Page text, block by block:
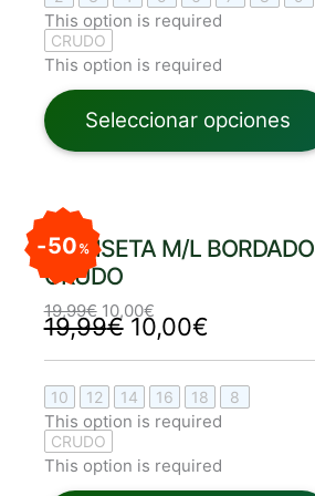
This option is required
CRUDO
This option is required
Seleccionar opciones
50%
CAMISETA M/L BORDADO
CRUDO
19,99€
original
era:
19,99€.
10,00€
actual
es:
19,99€
original
era:
10,00€
actual
es:
10 12 14 16 18 8
This option is required
CRUDO
This option is required